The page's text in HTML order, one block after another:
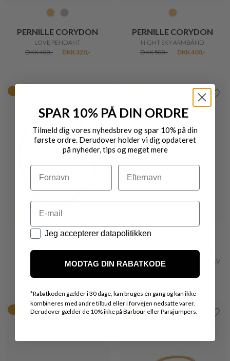
PERNILLE CORYDON
LOVE PENDANT
DKK 400,-
DKK 320,-
PERNILLE CORYDON
NIGHT SKY ARMBÅND
DKK 500,-
DKK 400,-
PERNILLE CORYDON
NIGHT SKY HALSKÆDE
PERNILLE CORYDON
OCEAN NATURE EARSTICKS SØLV
20%
SPAR 10% PÅ DIN ORDRE
Tilmeld dig vores nyhedsbrev og spar 10% på din
første ordre. Derudover holder vi dig opdateret
på nyheder, tips og meget mere
Navn Efternavn
Email
Datapolitik
Jeg accepterer datapolitikken
MODTAG DIN RABATKODE
*Rabatkoden gælder i 30 dage, kan bruges én gang og kan ikke
kombineres med andre tilbud eller i forvejen nedsatte varer.
Derudover gælder de 10% ikke på Barbour eller Parajumpers.